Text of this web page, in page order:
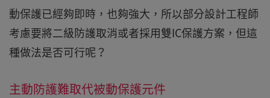
動保護已經夠即時，也夠強大，所以部分設計工程師
考慮要將二級防護取消或者採用雙IC保護方案，但這
種做法是否可行呢？
主動防護難取代被動保護元件